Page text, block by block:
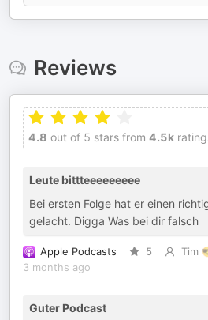
Reviews
4.8 out of 5 stars from 4.5k
Leute bittteeeeeeeee
Bei ersten Folge hat er einen
gelacht. Digga Was bei dir falsch
Apple Podcasts 5 Tim
3 months ago
Guter Podcast